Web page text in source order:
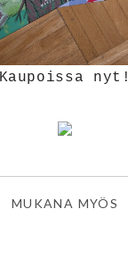
Kaupoissa nyt!
MUKANA MYÖS